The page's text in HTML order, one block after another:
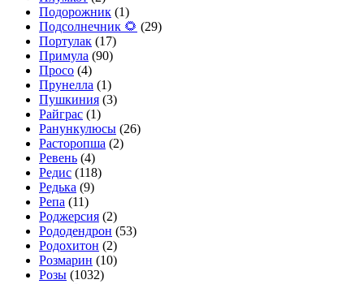
Подорожник (1)
Подсолнечник 🌻 (29)
Портулак (17)
Примула (90)
Просо (4)
Прунелла (1)
Пушкиния (3)
Райграс (1)
Ранункулюсы (26)
Расторопша (2)
Ревень (4)
Редис (118)
Редька (9)
Репа (11)
Роджерсия (2)
Рододендрон (53)
Родохитон (2)
Розмарин (10)
Розы (1032)